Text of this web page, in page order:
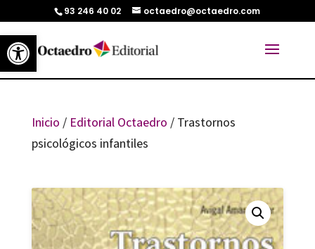
Abrir barra de herramientas
93 246 40 02 octaedro@octaedro.com
Inicio / Editorial Octaedro / Trastornos
psicológicos infantiles